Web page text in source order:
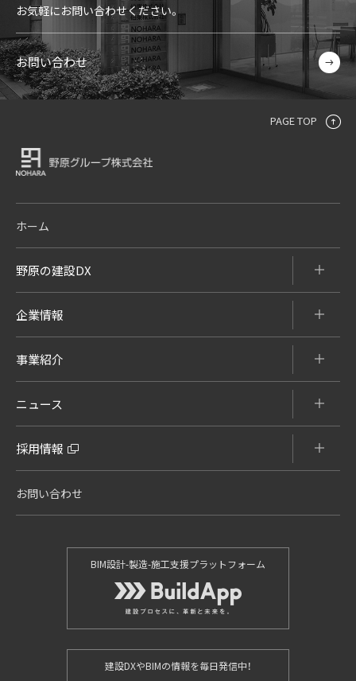
お気軽にお問い合わせください。
お問い合わせ
PAGE TOP
ホーム
野原の建設DX
企業情報
事業紹介
ニュース
採用情報
お問い合わせ
BIM設計-製造-施工支援プラットフォーム
建設DXやBIMの情報を毎日発信中！